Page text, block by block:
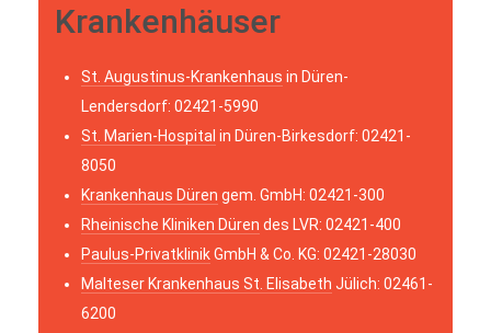
Krankenhäuser
St. Augustinus-Krankenhaus in Düren-
Lendersdorf: 02421-5990
St. Marien-Hospital in Düren-Birkesdorf: 02421-
8050
Krankenhaus Düren gem. GmbH: 02421-300
Rheinische Kliniken Düren des LVR: 02421-400
Paulus-PrivatklinikGmbH & Co. KG: 02421-28030
Malteser Krankenhaus St. Elisabeth Jülich: 02461-
6200